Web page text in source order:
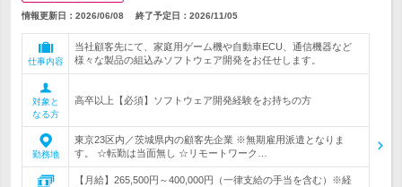
情報更新日：2026/06/08 終了予定日： 2026/11/05
仕事内容
当社顧客先にて、家庭用ゲーム機や自動車ECU、通信機器など
様々な製品の組込みソフトウェア開発をお任せします。
対象と
なる方
高卒以上【必須】ソフトウェア開発経験をお持ちの方
勤務地
東京23区内／茨城県内の顧客先企業 ※無期雇用派遣となりま
す。 ☆転勤は当面無し ☆リモートワーク…
【月給】265,500円～400,000円（一律支給の手当を含む）※経